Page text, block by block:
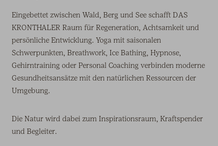
Eingebettet zwischen Wald, Berg und See schafft DAS
KRONTHALER Raum für Regeneration, Achtsamkeit und
persönliche Entwicklung. Yoga mit saisonalen
Schwerpunkten, Breathwork, Ice Bathing, Hypnose,
Gehirntraining oder Personal Coaching verbinden moderne
Gesundheitsansätze mit den natürlichen Ressourcen der
Umgebung.
Die Natur wird dabei zum Inspirationsraum, Kraftspender
und Begleiter.